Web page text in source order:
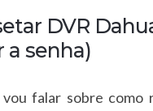
DVR
a senha)
falar sobre como